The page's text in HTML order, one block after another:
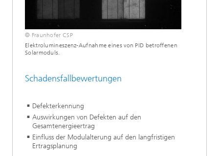
© Fraunhofer CSP
Elektrolumineszenz-Aufnahme eines von PID betroffenen
Solarmoduls.
Schadensfallbewertungen
Defekterkennung
Auswirkungen von Defekten auf den
Gesamtenergieertrag
Einfluss der Modulalterung auf den langfristigen
Ertragsplanung